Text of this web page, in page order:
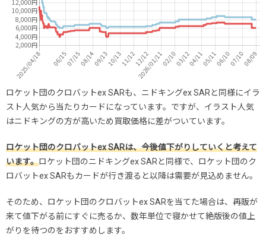
ロケット団のクロバットex SARも、ニドキングex SARと同様にイラ
スト人気から当たりカードになっています。ですが、イラスト人気
はニドキングの方が高いため買取価格に差がついています。
ロケット団のクロバットex SARは、今後値下がりしていくと考えて
います。ロケット団のニドキングex SARと同様で、ロケット団のク
ロバットex SARもカードが行き渡ると以降は需要が見込めません。
そのため、ロケット団のクロバットex SARを当てた場合は、再販が
来て値下がる前にすぐに売るか、数年単位で寝かせて絶版後の値上
がりを待つのをおすすめします。